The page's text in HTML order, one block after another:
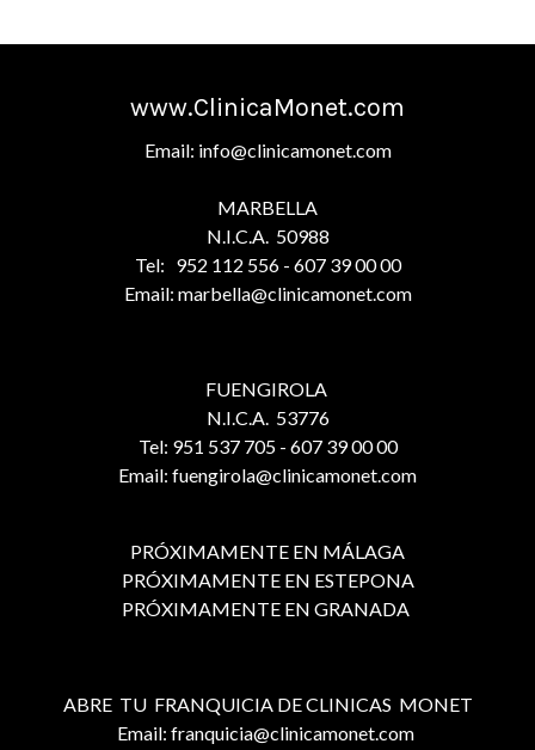
www.ClinicaMonet.com
Email: info@clinicamonet.com
MARBELLA
N.I.C.A. 50988
Tel: 952 112 556 - 607 39 00 00
Email: marbella@clinicamonet.com
FUENGIROLA
N.I.C.A. 53776
Tel: 951 537 705 - 607 39 00 00
Email: fuengirola@clinicamonet.com
PRÓXIMAMENTE EN MÁLAGA
PRÓXIMAMENTE EN ESTEPONA
PRÓXIMAMENTE EN GRANADA
ABRE TU FRANQUICIA DE CLINICAS MONET
Email: franquicia@clinicamonet.com